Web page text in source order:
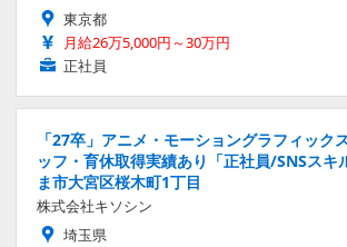
東京都
月給26万5,000円～30万円
正社員
「27卒」アニメ・モーショングラフィック
ッフ・育休取得実績あり「正社員/SNSスキ
ま市大宮区桜木町1丁目
株式会社キソシン
埼玉県